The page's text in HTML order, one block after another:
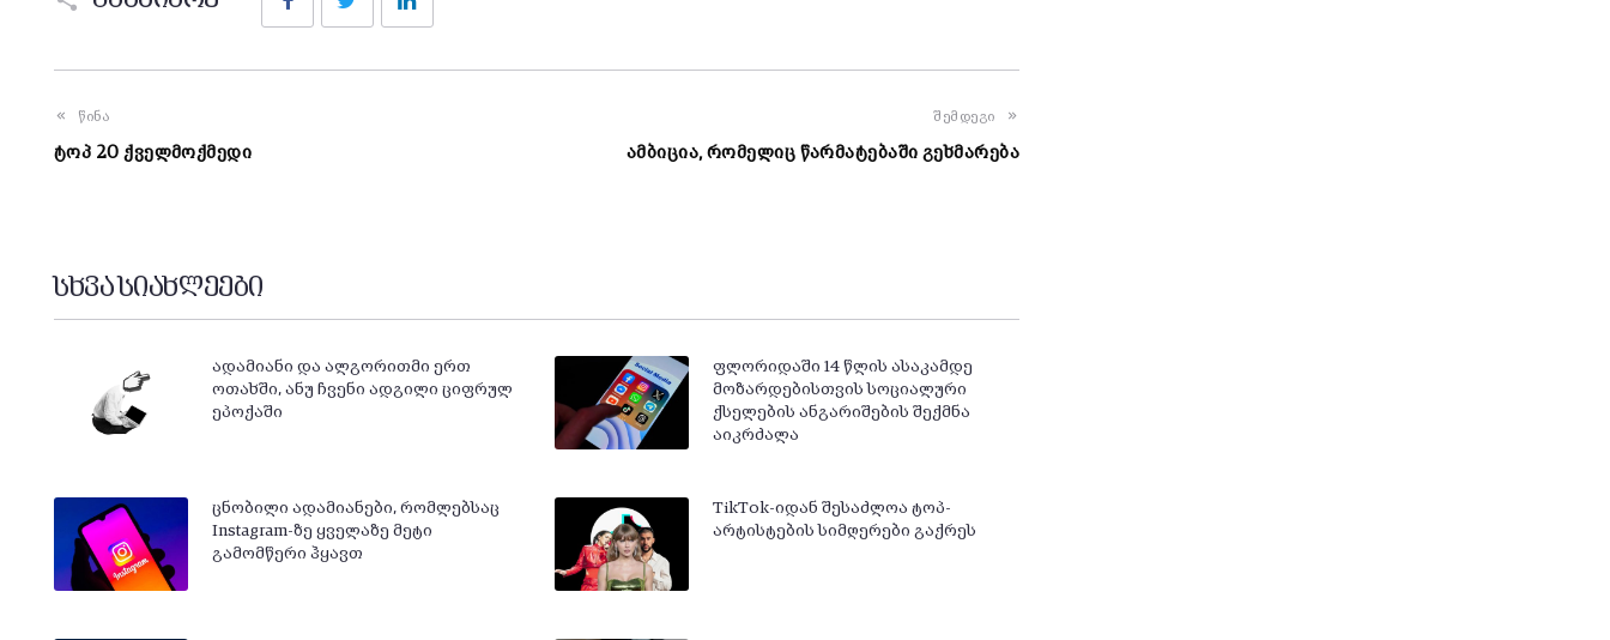
წინა
ტოპ 20 ქველმოქმედი
შემდეგი
ამბიცია, რომელიც წარმატებაში გეხმარება
სხვა სიახლეები
ადამიანი და ალგორითმი ერთ
ოთახში, ანუ ჩვენი ადგილი ციფრულ
ეპოქაში
ფლორიდაში 14 წლის ასაკამდე
მოზარდებისთვის სოციალური
ქსელების ანგარიშების შექმნა
აიკრძალა
ცნობილი ადამიანები, რომლებსაც
Instagram-ზე ყველაზე მეტი
გამომწერი ჰყავთ
TikTok-იდან შესაძლოა ტოპ-
არტისტების სიმღერები გაქრეს